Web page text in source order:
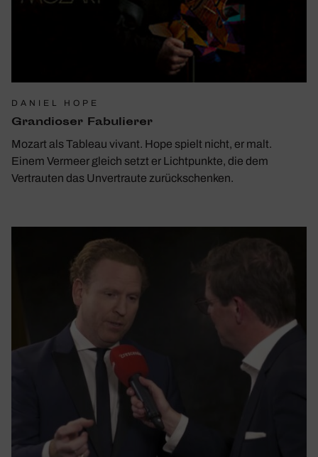
DANIEL HOPE
Gran­dioser Fabu­lierer
Mozart als Tableau vivant. Hope spielt nicht, er malt.
Einem Vermeer gleich setzt er Lichtpunkte, die dem
Vertrauten das Unvertraute zurückschenken.